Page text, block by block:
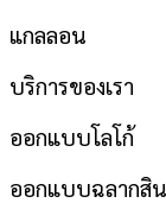
แกลลอน
บริการของเรา
ออกแบบโลโก้
ออกแบบฉลากสิ